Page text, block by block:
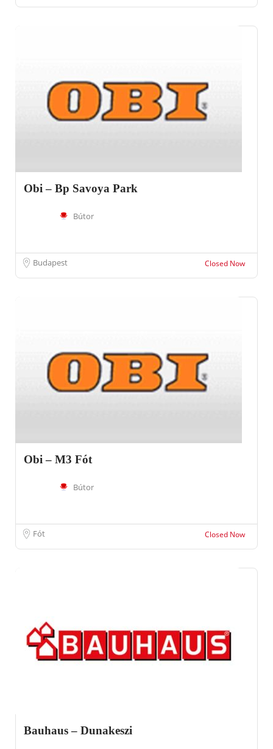
Obi – Bp Savoya Park
Bútor
Budapest Closed Now
Obi – M3 Fót
Bútor
Fót Closed Now
Bauhaus – Dunakeszi